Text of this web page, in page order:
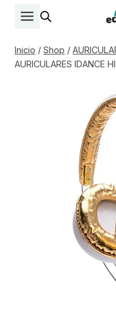
Inicio / Shop /
AURICULARES IDANCE